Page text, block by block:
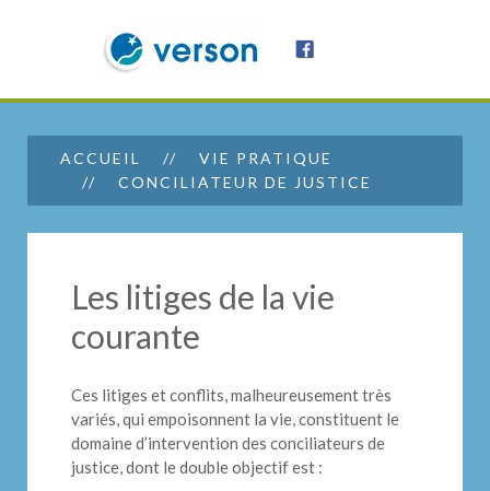
ACCUEIL
VIE PRATIQUE
CONCILIATEUR DE JUSTICE
Les litiges de la vie
courante
Ces litiges et conflits, malheureusement très
variés, qui empoisonnent la vie, constituent le
domaine d’intervention des conciliateurs de
justice, dont le double objectif est :